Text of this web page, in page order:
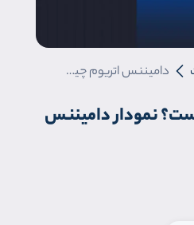
دامیننس اتریوم چیست؟ نمودار دامیننس ETH
نمودار دامیننس